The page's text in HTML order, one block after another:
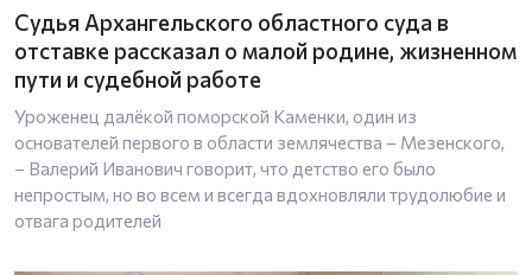
Судья Архангельского областного суда в
отставке рассказал о малой родине, жизненном
пути и судебной работе
Уроженец далёкой поморской Каменки, один из
основателей первого в области землячества – Мезенского,
– Валерий Иванович говорит, что детство его было
непростым, но во всем и всегда вдохновляли трудолюбие и
отвага родителей